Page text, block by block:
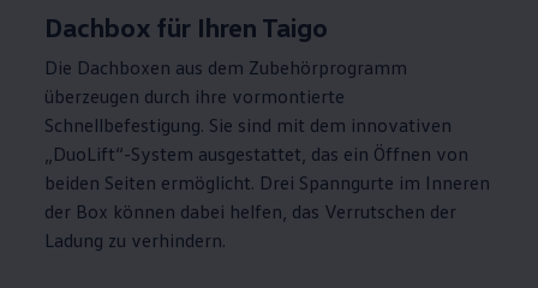
Dachbox für Ihren Taigo
Die Dachboxen aus dem Zubehörprogramm
überzeugen durch ihre vormontierte
Schnellbefestigung. Sie sind mit dem innovativen
„DuoLift“-System ausgestattet, das ein Öffnen von
beiden Seiten ermöglicht. Drei Spanngurte im Inneren
der Box können dabei helfen, das Verrutschen der
Ladung zu verhindern.